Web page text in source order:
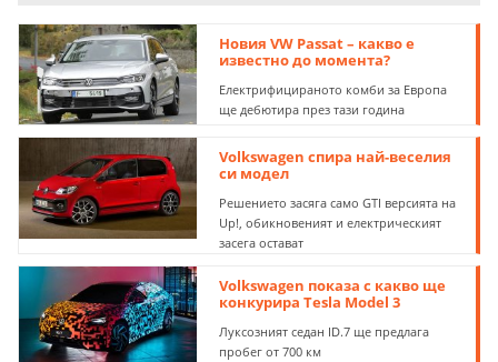
Новия VW Passat – какво е
известно до момента?
Електрифицираното комби за Европа
ще дебютира през тази година
Volkswagen спира най-веселия
си модел
Решението засяга само GTI версията на
Up!, обикновеният и електрическият
засега остават
Volkswagen показа с какво ще
конкурира Tesla Model 3
Луксозният седан ID.7 ще предлага
пробег от 700 км